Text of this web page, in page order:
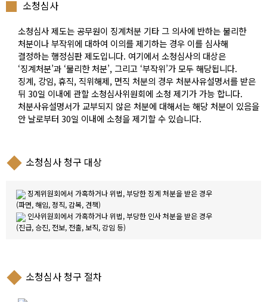
소청심사
소청심사 제도는 공무원이 징계처분 기타 그 의사에 반하는 불리한
처분이나 부작위에 대하여 이의를 제기하는 경우 이를 심사해
결정하는 행정심판 제도입니다. 여기에서 소청심사의 대상은
‘징계처분’과 ‘불리한 처분’, 그리고 ‘부작위’가 모두 해당됩니다.
징계, 강임, 휴직, 직위해제, 면직 처분의 경우 처분사유설명서를 받은
뒤 30일 이내에 관할 소청심사위원회에 소청 제기가 가능 합니다.
처분사유설명서가 교부되지 않은 처분에 대해서는 해당 처분이 있음을
안 날로부터 30일 이내에 소청을 제기할 수 있습니다.
소청심사 청구 대상
징계위원회에서 가혹하거나 위법, 부당한 징계 처분을 받은 경우
(파면, 해임, 정직, 감복, 견책)
인사위원회에서 가혹하거나 위법, 부당한 인사 처분을 받은 경우
(진급, 승진, 전보, 전출, 보직, 강임 등)
소청심사 청구 절차